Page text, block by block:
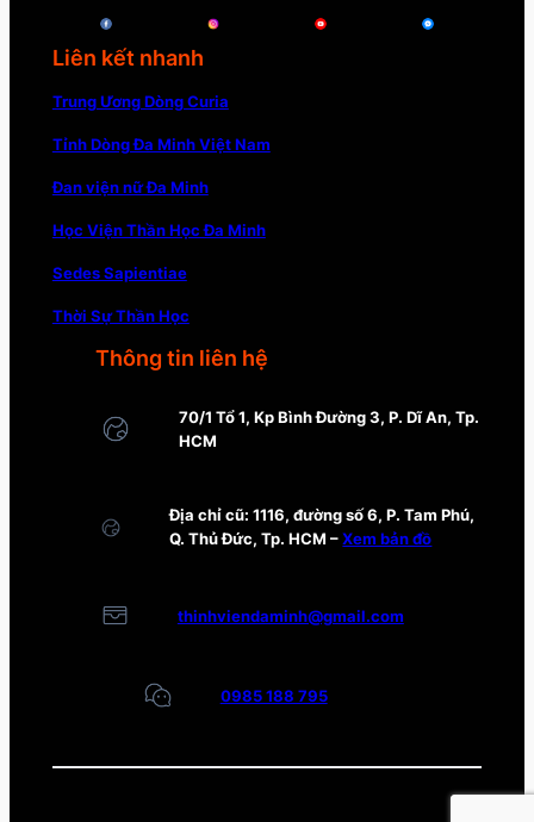
Liên kết nhanh
Trung Ương Dòng Curia
Tỉnh Dòng Đa Minh Việt Nam
Đan viện nữ Đa Minh
Học Viện Thần Học Đa Minh
Sedes Sapientiae
Thời Sự Thần Học
Thông tin liên hệ
70/1 Tổ 1, Kp Bình Đường 3, P. Dĩ An, Tp.
HCM
Địa chỉ cũ: 1116, đường số 6, P. Tam Phú,
Q. Thủ Đức, Tp. HCM –Xem bản đồ
thinhviendaminh@gmail.com
0985 188 795